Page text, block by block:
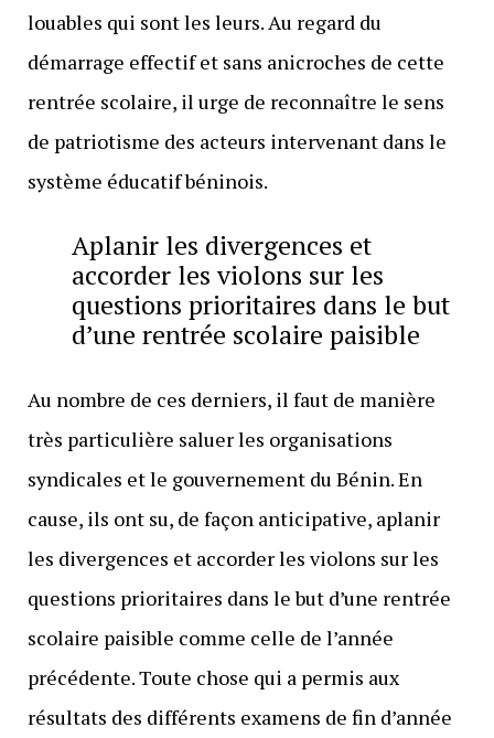
louables qui sont les leurs. Au regard du
démarrage effectif et sans anicroches de cette
rentrée scolaire, il urge de reconnaître le sens
de patriotisme des acteurs intervenant dans le
système éducatif béninois.
Aplanir les divergences et
accorder les violons sur les
questions prioritaires dans le but
d’une rentrée scolaire paisible
Au nombre de ces derniers, il faut de manière
très particulière saluer les organisations
syndicales et le gouvernement du Bénin. En
cause, ils ont su, de façon anticipative, aplanir
les divergences et accorder les violons sur les
questions prioritaires dans le but d’une rentrée
scolaire paisible comme celle de l’année
précédente. Toute chose qui a permis aux
résultats des différents examens de fin d’année